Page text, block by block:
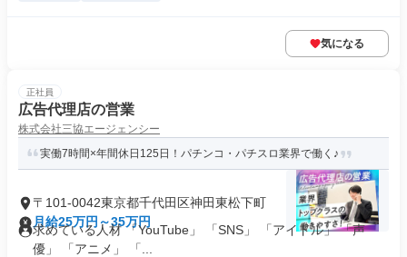
気になる
正社員
広告代理店の営業
株式会社三協エージェンシー
実働7時間×年間休日125日！パチンコ・パチスロ業界で働く♪
〒101-0042東京都千代田区神田東松下町
月給25万円～35万円
求めている人材 「YouTube」 「SNS」 「アイドル」 「声
優」 「アニメ」 「...